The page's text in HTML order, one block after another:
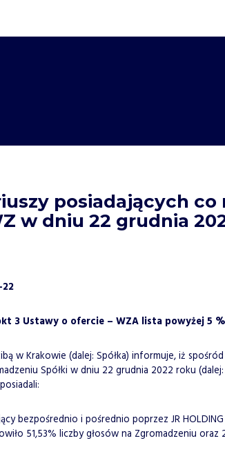
posiadających co
w dniu 22 grudnia
3 Ustawy o ofercie – WZA lista powyżej 5 %
w Krakowie (dalej: Spółka) informuje, iż
Spółki w dniu 22 grudnia 2022 roku
bezpośrednio i pośrednio poprzez JR HOLDING
51,53% liczby głosów na Zgromadzeniu